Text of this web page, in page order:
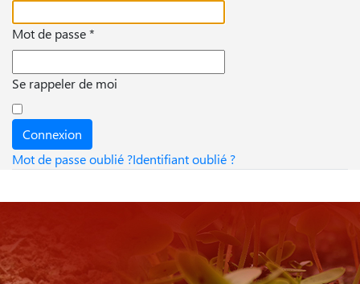
Mot de passe*
Se rappeler de moi
Connexion
Mot de passe oublié ?Identifiant oublié ?